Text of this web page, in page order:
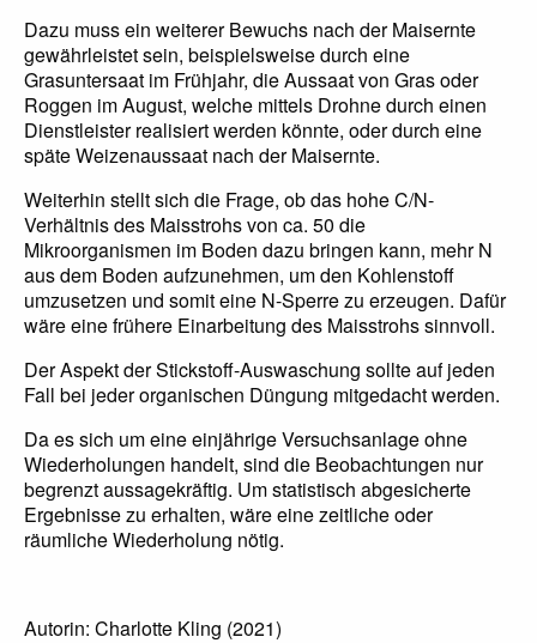
Dazu muss ein weiterer Bewuchs nach der Maisernte
gewährleistet sein, beispielsweise durch eine
Grasuntersaat im Frühjahr, die Aussaat von Gras oder
Roggen im August, welche mittels Drohne durch einen
Dienstleister realisiert werden könnte, oder durch eine
späte Weizenaussaat nach der Maisernte.
Weiterhin stellt sich die Frage, ob das hohe C/N-
Verhältnis des Maisstrohs von ca. 50 die
Mikroorganismen im Boden dazu bringen kann, mehr N
aus dem Boden aufzunehmen, um den Kohlenstoff
umzusetzen und somit eine N-Sperre zu erzeugen. Dafür
wäre eine frühere Einarbeitung des Maisstrohs sinnvoll.
Der Aspekt der Stickstoff-Auswaschung sollte auf jeden
Fall bei jeder organischen Düngung mitgedacht werden.
Da es sich um eine einjährige Versuchsanlage ohne
Wiederholungen handelt, sind die Beobachtungen nur
begrenzt aussagekräftig. Um statistisch abgesicherte
Ergebnisse zu erhalten, wäre eine zeitliche oder
räumliche Wiederholung nötig.
Autorin: Charlotte Kling (2021)